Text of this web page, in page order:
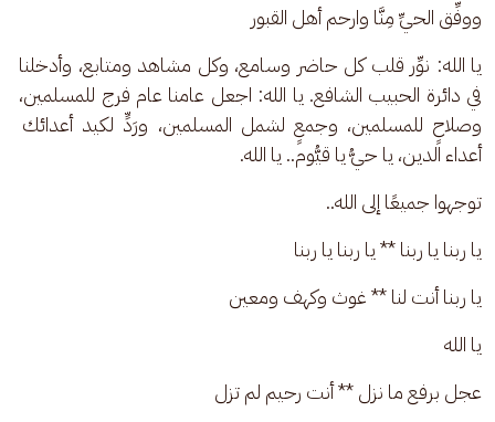
ووفِّق الحيِّ مِنَّا وارحم أهل القبور
يا الله: نوِّر قلب كل حاضر وسامع، وكل مشاهد ومتابع، وأدخلنا
في دائرة الحبيب الشافع. يا الله: اجعل عامنا عام فرج للمسلمين،
وصلاحٍ للمسلمين، وجمعٍ لشمل المسلمين، ورَدٍّ لكيد أعدائك
أعداء الدين، يا حيُّ يا قيُّوم.. يا الله.
توجهوا جميعًا إلى الله..
يا ربنا يا ربنا ** يا ربنا يا ربنا
يا ربنا أنت لنا ** غوث وكهف ومعين
يا الله
عجل برفع ما نزل ** أنت رحيم لم تزل